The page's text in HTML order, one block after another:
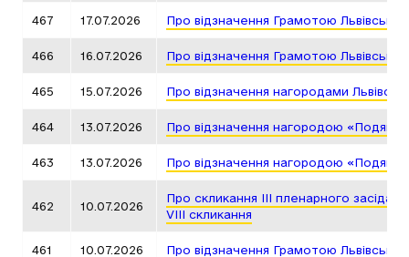
467 17.07.2026 Про відзначення Грамотою
466 16.07.2026 Про відзначення Грамотою
465 15.07.2026 Про відзначення нагородами
464 13.07.2026 Про відзначення нагородою «Подяка
463 13.07.2026 Про відзначення нагородою «Подяка
462 10.07.2026
Про скликання ІІІ пленарного
VIII скликання
461 10.07.2026 Про відзначення Грамотою